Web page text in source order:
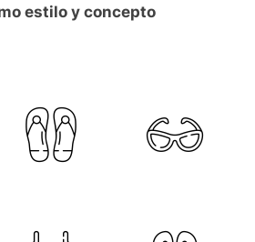
estilo y concepto